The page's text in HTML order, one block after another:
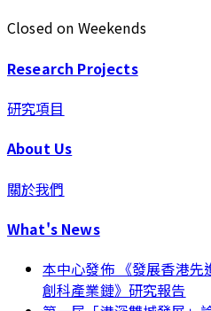
Closed on Weekends
Research Projects
研究項目
About Us
關於我們
What's News
本中心發佈 《發展香港先
創科產業鏈》研究報告